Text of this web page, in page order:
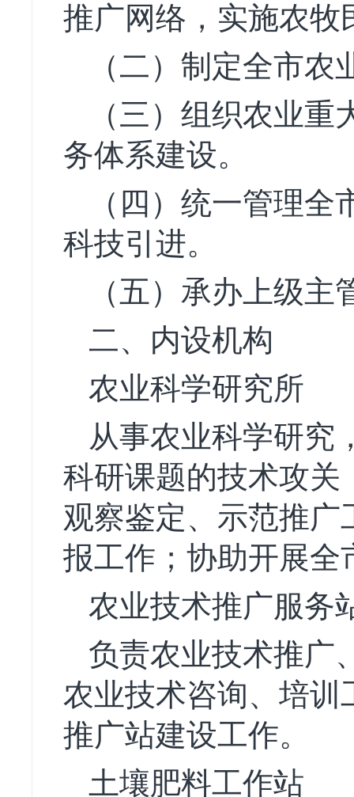
推广网络，实施农牧
（二）制定全市
（三）组织农业
务体系建设。
（四）统一管理
科技引进。
（五）承办上级
二、内设机构
农业科学研究所
从事农业科学研究
科研课题的技术攻关
观察鉴定、示范推
报工作；协助开展全
农业技术推广服务
负责农业技术推广
农业技术咨询、培训
推广站建设工作。
土壤肥料工作站